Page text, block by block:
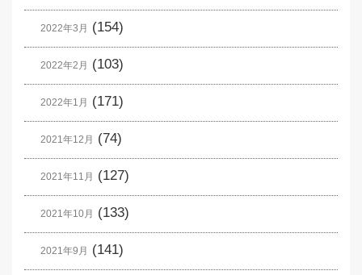
2022年3月 (154)
2022年2月 (103)
2022年1月 (171)
2021年12月 (74)
2021年11月 (127)
2021年10月 (133)
2021年9月 (141)